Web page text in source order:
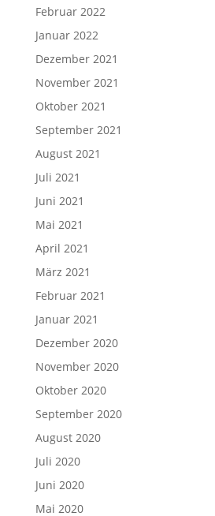
Februar 2022
Januar 2022
Dezember 2021
November 2021
Oktober 2021
September 2021
August 2021
Juli 2021
Juni 2021
Mai 2021
April 2021
März 2021
Februar 2021
Januar 2021
Dezember 2020
November 2020
Oktober 2020
September 2020
August 2020
Juli 2020
Juni 2020
Mai 2020